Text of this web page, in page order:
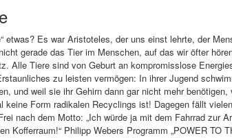
etwas? Es war Aristoteles, der uns einst lehrte, der
gerade das Tier im Menschen, auf das wir öfter
Alle Tiere sind von Geburt an kompromisslose
zu leisten vermögen: In ihrer Jugend
und weil sie ihr Gehirn dann gar nicht mehr benötigen,
keine Form radikalen Recyclings ist! Dagegen fällt
nach dem Motto: „Ich würde ja mit dem Fahrrad zur
Kofferraum!“ Philipp Webers Programm „POWER TO